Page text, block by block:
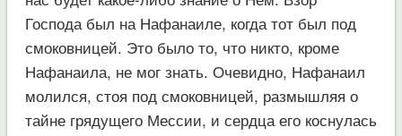
Господа был на Нафанаиле, когда тот был под
смоковницей. Это было то, что никто, кроме
Нафанаила, не мог знать. Очевидно, Нафанаил
молился, стоя под смоковницей, размышляя о
тайне грядущего Мессии, и сердца его коснулась